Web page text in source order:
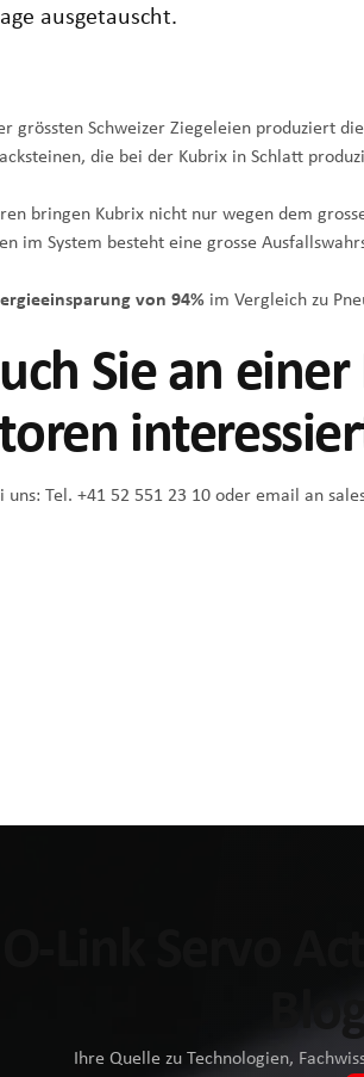
ausgetauscht.
grössten Schweizer Ziegeleien produziert
die bei der Kubrix in Schlatt
bringen Kubrix nicht nur wegen dem
im System besteht eine grosse
von 94% im Vergleich zu
Sie an
uns: Tel. +41 52 551 23 10 oder email an
Ihre Quelle zu Technologien,